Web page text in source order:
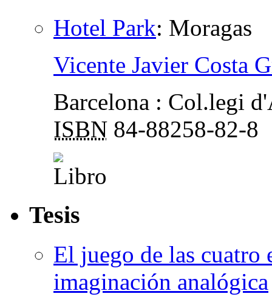
Hotel Park: Moragas
Vicente Javier Costa
Barcelona : Col.legi
ISBN 84-88258-82-8
Tesis
El juego de las cuatro
imaginación analógica